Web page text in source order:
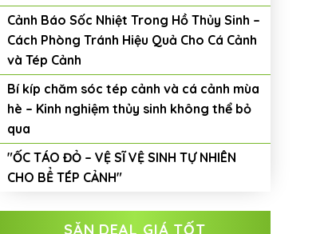
Cảnh Báo Sốc Nhiệt Trong Hồ Thủy Sinh –
Cách Phòng Tránh Hiệu Quả Cho Cá Cảnh
và Tép Cảnh
Bí kíp chăm sóc tép cảnh và cá cảnh mùa
hè – Kinh nghiệm thủy sinh không thể bỏ
qua
"ỐC TÁO ĐỎ – VỆ SĨ VỆ SINH TỰ NHIÊN
CHO BỂ TÉP CẢNH"
SĂN DEAL GIÁ TỐT